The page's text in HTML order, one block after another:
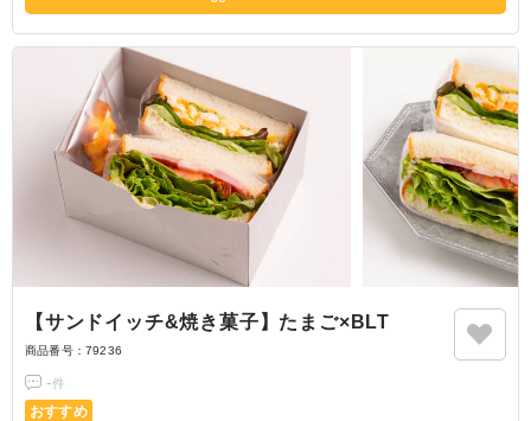
【サンドイッチ&焼き菓子】たまご×BLT
商品番号： 79236
-件
おすすめ